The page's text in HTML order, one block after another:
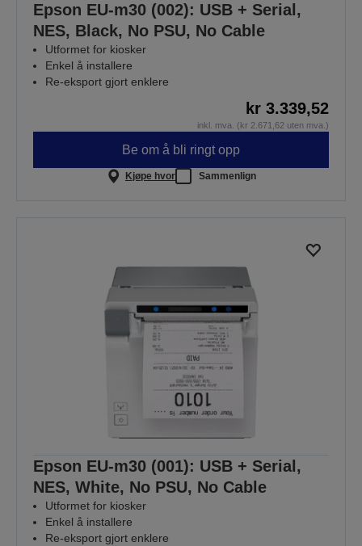
Epson EU-m30 (002): USB + Serial,
NES, Black, No PSU, No Cable
Utformet for kiosker
Enkel å installere
Re-eksport gjort enklere
kr 3.339,52
inkl. mva. (kr 2.671,62 uten mva.)
Be om å bli ringt opp
Kjøpe hvor Sammenlign
Epson EU-m30 (001): USB + Serial,
NES, White, No PSU, No Cable
Utformet for kiosker
Enkel å installere
Re-eksport gjort enklere